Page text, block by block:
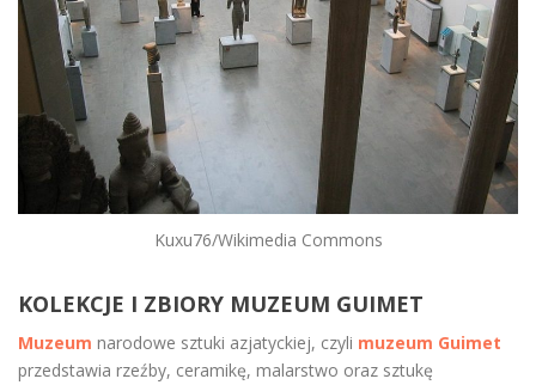
Kuxu76/Wikimedia Commons
KOLEKCJE I ZBIORY MUZEUM GUIMET
Muzeum narodowe sztuki azjatyckiej, czyli muzeum Guimet
przedstawia rzeźby, ceramikę, malarstwo oraz sztukę